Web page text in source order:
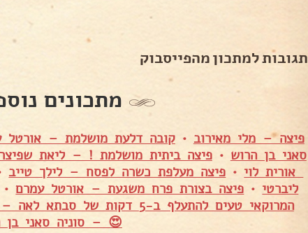
תגובות למתכון מהפייסבוק
מתכונים
פיצה – מלי מאירוב •קובה דלעת מושלמת – אורטל
סאני בן הרוש •פיצה ביתית מושלמת ! – ליאת שפיצר
אורית לוי • פיצה מעלפת כשרה לפסח – לילך טייב
ליברטי • פיצה בצורת פרח משגעת – אורטל עמרם•
המרוקאי טעים להתעלף ב-5 דקות של סבתא לאה – לאה מאיר
😍 – סוניה סאני בן